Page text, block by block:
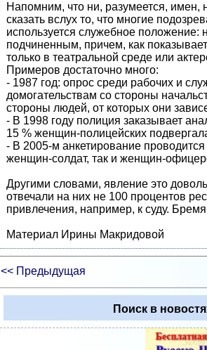
Напомним, что ни, разумеется, имен,
сказать вслух то, что многие
используется служебное положение:
подчиненным, причем, как
только в театральной среде или
Примеров достаточно много:
- 1987 год: опрос среди рабочих и
домогательствам со стороны
стороны людей, от которых они
- В 1998 году полиция заказывает
15 % женщин-полицейских
- В 2005-м анкетирование
женщин-солдат, так и женщин-
Другими словами, явление это
отвечали на них не 100 процентов
привлечения, например, к суду.
Материал Ирины Макридовой
<< Предыдущая
Поиск в